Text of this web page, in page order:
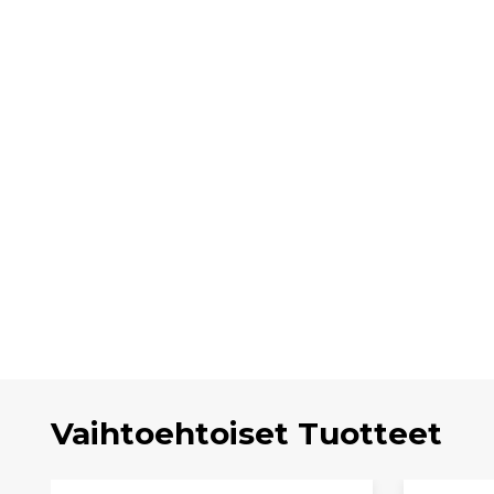
Vaihtoehtoiset Tuotteet